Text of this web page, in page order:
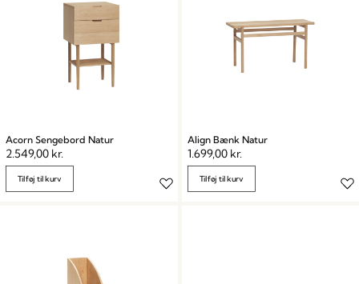
Acorn Sengebord Natur
2.549,00 kr.
Tilføj til kurv
Align Bænk Natur
1.699,00 kr.
Tilføj til kurv